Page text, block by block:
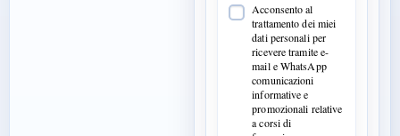
Acconsento al
trattamento dei miei
dati personali per
ricevere tramite e-
mail e WhatsApp
comunicazioni
informative e
promozionali relative
a corsi di